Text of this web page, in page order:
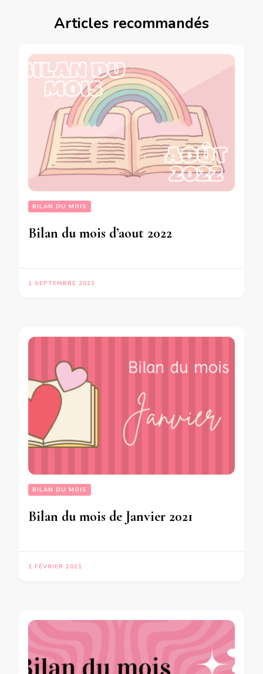
Articles recommandés
BILAN DU MOIS
Bilan du mois d’aout 2022
1 SEPTEMBRE 2022
BILAN DU MOIS
Bilan du mois de Janvier 2021
1 FÉVRIER 2021